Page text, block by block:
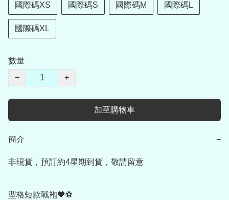
國際碼XS 國際碼S 國際碼M 國際碼L
國際碼XL
數量
−
+
加至購物車
簡介 −
非現貨，預訂約4星期到貨，敬請留意
型格短款戰袍🖤⚽